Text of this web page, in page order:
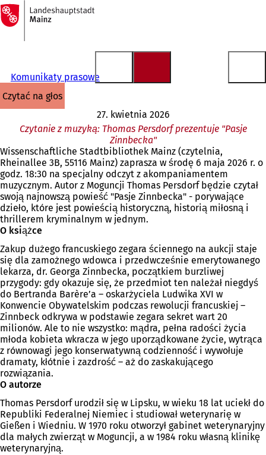
Przejdź do treści
Do
strony
głównej
Komunikaty prasowe
czytać na głos
27. kwietnia 2026
Czytanie z muzyką: Thomas Persdorf prezentuje "Pasje
Zinnbecka"
Wissenschaftliche Stadtbibliothek Mainz (czytelnia,
Rheinallee 3B, 55116 Mainz) zaprasza w środę 6 maja 2026 r. o
godz. 18:30 na specjalny odczyt z akompaniamentem
muzycznym. Autor z Moguncji Thomas Persdorf będzie czytał
swoją najnowszą powieść "Pasje Zinnbecka" - porywające
dzieło, które jest powieścią historyczną, historią miłosną i
thrillerem kryminalnym w jednym.
O książce
Zakup dużego francuskiego zegara ściennego na aukcji staje
się dla zamożnego wdowca i przedwcześnie emerytowanego
lekarza, dr. Georga Zinnbecka, początkiem burzliwej
przygody: gdy okazuje się, że przedmiot ten należał niegdyś
do Bertranda Barère’a – oskarżyciela Ludwika XVI w
Konwencie Obywatelskim podczas rewolucji francuskiej –
Zinnbeck odkrywa w podstawie zegara sekret wart 20
milionów. Ale to nie wszystko: mądra, pełna radości życia
młoda kobieta wkracza w jego uporządkowane życie, wytrąca
z równowagi jego konserwatywną codzienność i wywołuje
dramaty, kłótnie i zazdrość – aż do zaskakującego
rozwiązania.
O autorze
Thomas Persdorf urodził się w Lipsku, w wieku 18 lat uciekł do
Republiki Federalnej Niemiec i studiował weterynarię w
Gießen i Wiedniu. W 1970 roku otworzył gabinet weterynaryjny
dla małych zwierząt w Moguncji, a w 1984 roku własną klinikę
weterynaryjną.